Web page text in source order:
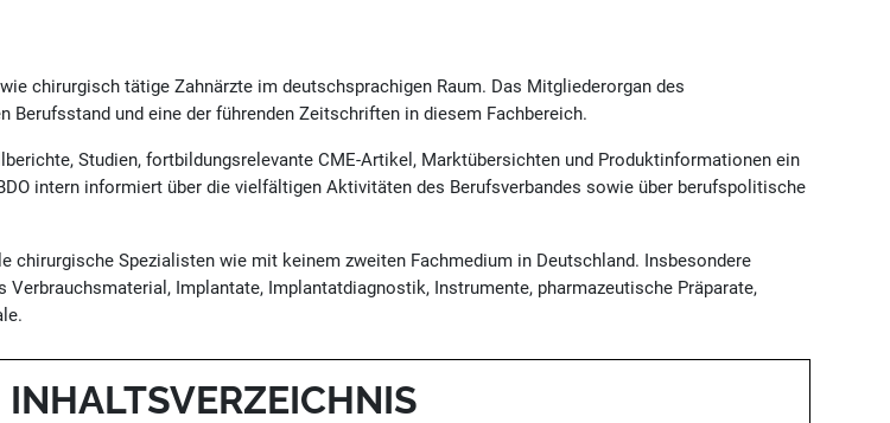
chirurgisch tätige Zahnärzte im deutschsprachigen Raum. Das Mitgliederorgan des
Berufsstand und eine der führenden Zeitschriften in diesem Fachbereich.
Studien, fortbildungsrelevante CME-Artikel, Marktübersichten und Produktinformationen ein
intern informiert über die vielfältigen Aktivitäten des Berufsverbandes sowie über berufspolitische
chirurgische Spezialisten wie mit keinem zweiten Fachmedium in Deutschland. Insbesondere
Implantate, Implantatdiagnostik, Instrumente, pharmazeutische Präparate,
INHALTSVERZEICHNIS